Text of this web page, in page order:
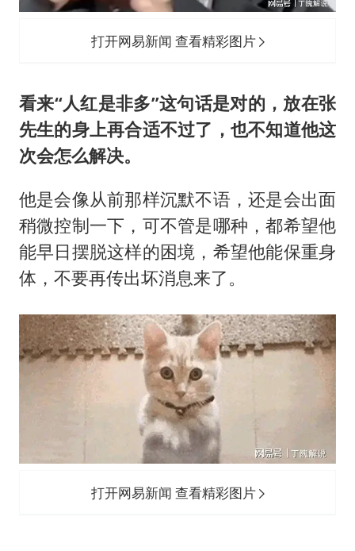
打开网易新闻 查看精彩图片
看来“人红是非多”这句话是对的，放在张
先生的身上再合适不过了，也不知道他这
次会怎么解决。
他是会像从前那样沉默不语，还是会出面
稍微控制一下，可不管是哪种，都希望他
能早日摆脱这样的困境，希望他能保重身
体，不要再传出坏消息来了。
打开网易新闻 查看精彩图片